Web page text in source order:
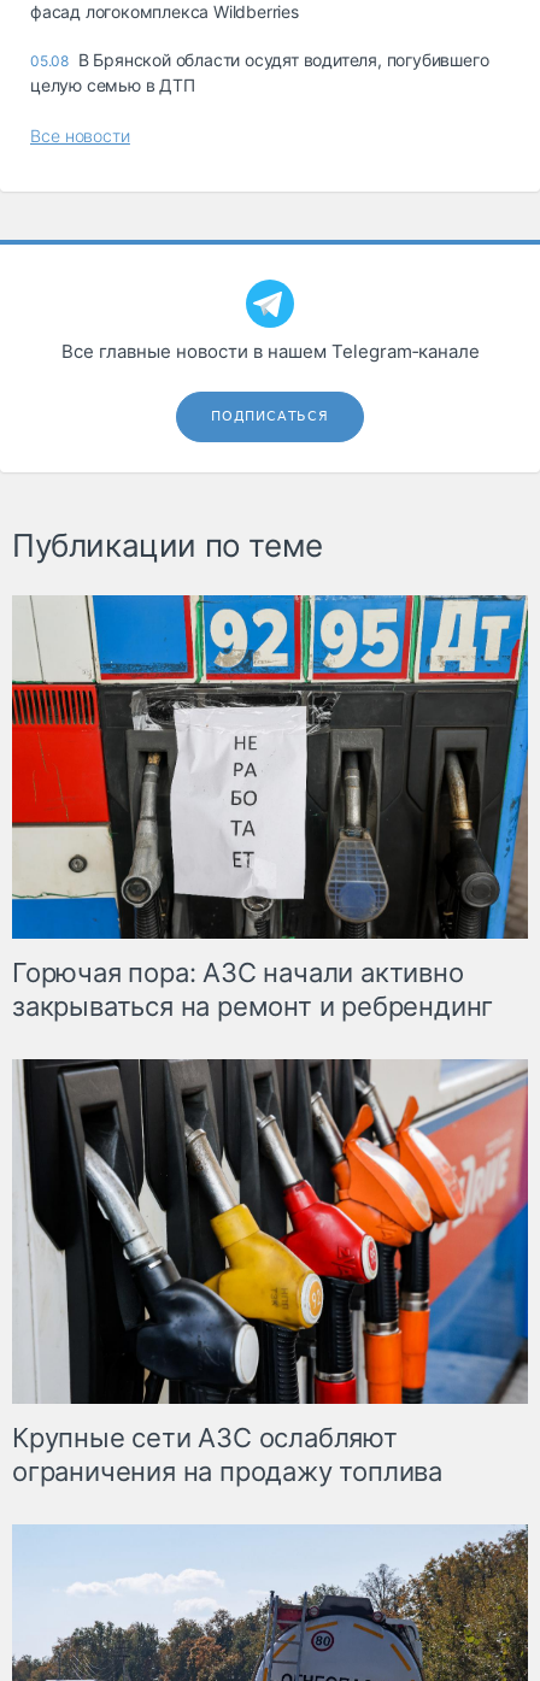
фасад логокомплекса Wildberries
05.08 В Брянской области осудят водителя, погубившего
целую семью в ДТП
Все новости
Все главные новости в нашем Telegram‑канале
ПОДПИСАТЬСЯ
Публикации по теме
Горючая пора: АЗС начали активно
закрываться на ремонт и ребрендинг
Крупные сети АЗС ослабляют
ограничения на продажу топлива